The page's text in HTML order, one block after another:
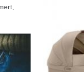
A sportfogadás
stratégiák és